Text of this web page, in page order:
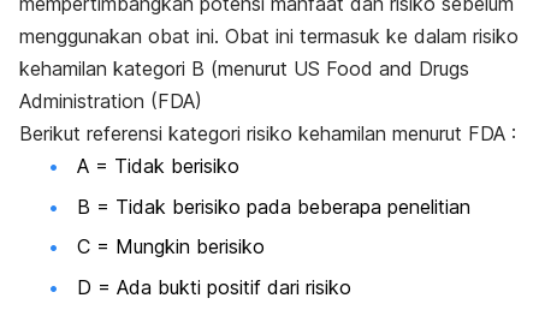
menggunakan obat ini. Obat ini termasuk ke dalam risiko
kehamilan kategori B (menurut US Food and Drugs
Administration (FDA)
Berikut referensi kategori risiko kehamilan menurut FDA :
A = Tidak berisiko
B = Tidak berisiko pada beberapa penelitian
C = Mungkin berisiko
D = Ada bukti positif dari risiko